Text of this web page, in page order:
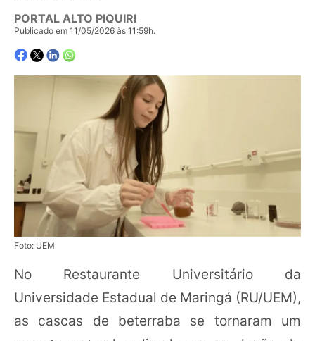
PORTAL ALTO PIQUIRI
Publicado em 11/05/2026 às 11:59h.
Foto: UEM
No Restaurante Universitário da
Universidade Estadual de Maringá (RU/UEM),
as cascas de beterraba se tornaram um